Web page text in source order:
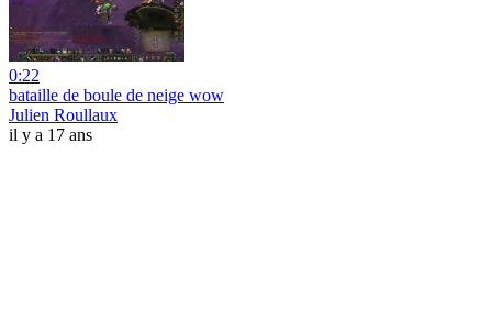
0:22
bataille de boule de neige wow
Julien Roullaux
il y a 17 ans